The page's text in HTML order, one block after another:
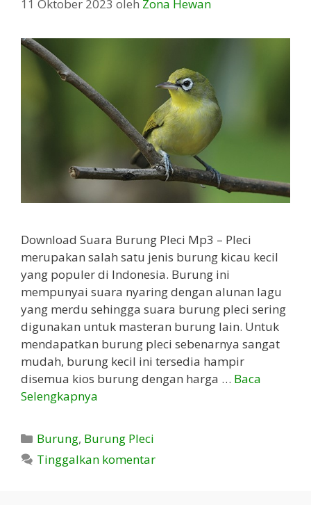
11 Oktober 2023 oleh Zona Hewan
Download Suara Burung Pleci Mp3 – Pleci
merupakan salah satu jenis burung kicau kecil
yang populer di Indonesia. Burung ini
mempunyai suara nyaring dengan alunan lagu
yang merdu sehingga suara burung pleci sering
digunakan untuk masteran burung lain. Untuk
mendapatkan burung pleci sebenarnya sangat
mudah, burung kecil ini tersedia hampir
disemua kios burung dengan harga … Baca
Selengkapnya
Kategori
Burung, Burung Pleci
Tinggalkan komentar